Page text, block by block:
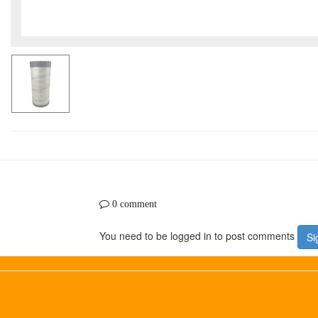
0 comment
You need to be logged in to post comments